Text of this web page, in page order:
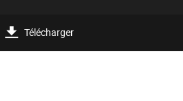
Télécharger